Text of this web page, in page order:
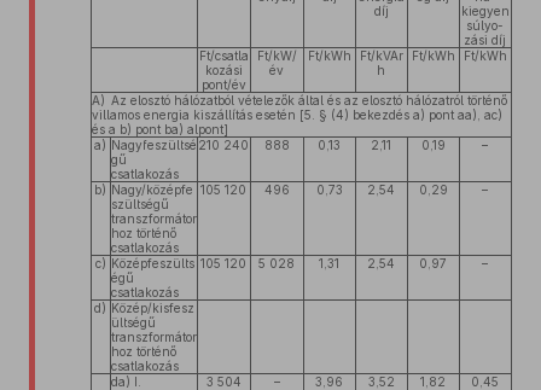
díj
kiegyen
súlyo-
zási díj
Ft/csatla
kozási
pont/év
Ft/kW/
év
Ft/kWh
Ft/kVAr
h
Ft/kWh Ft/kWh
A) Az elosztó hálózatból vételezők által és az elosztó hálózatról történő
villamos energia kiszállítás esetén [5. § (4) bekezdés a) pont aa), ac)
és a b) pont ba) alpont]
a) Nagyfeszültsé
gű
csatlakozás
210 240 888 0,13 2,11 0,19 –
b) Nagy/középfe
szültségű
transzformátor
hoz történő
csatlakozás
105 120 496 0,73 2,54 0,29 –
c) Középfeszülts
égű
csatlakozás
105 120 5 028 1,31 2,54 0,97 –
d) Közép/kisfesz
ültségű
transzformátor
hoz történő
csatlakozás
da) I.
3 504 – 3,96 3,52 1,82
0,45